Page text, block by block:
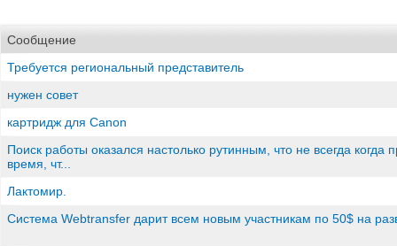
Сообщение
Требуется региональный представитель
нужен совет
картридж для Canon
Поиск работы оказался настолько рутинным, что не всегда когда
время, чт...
Лактомир.
Система Webtransfer дарит всем новым участникам по 50$ на